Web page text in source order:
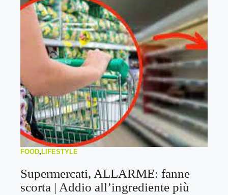
FOOD, LIFESTYLE
Supermercati, ALLARME: fanne
scorta | Addio all’ingrediente più